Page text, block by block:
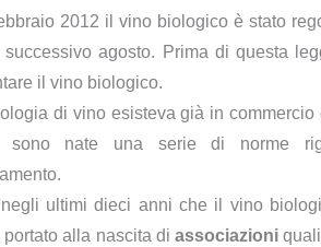
2012 il vino biologico è stato
agosto. Prima di questa
il vino biologico.
di vino esisteva già in
sono nate una serie di norme
ultimi dieci anni che il vino
portato alla nascita di associazioni